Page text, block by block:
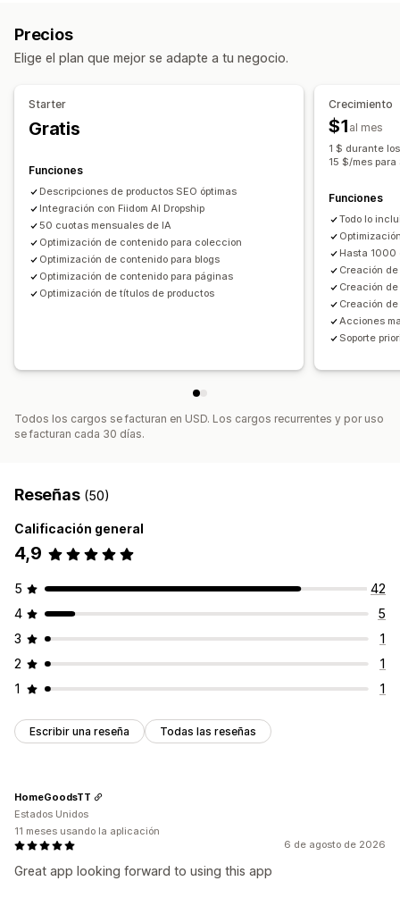
Productos integrados
Videos incrustados
Comentarios
Índice
SEO
Fragmentos enriquecidos
Análisis SEO Etiquetas de artículo
Enlaces permanentes
Enlaces internos
Optimización de la URL
Herramienta de puntuación
Mapa del sitio XML
Informes y estadísticas
Opciones de muestra
Publicaciones destacadas
Publicaciones guardadas
Filtros
Generación de IA
Optimización del contenido Optimización de metadatos
Informes y estadísticas
Análisis de contenido
Seguimiento
Seguimiento de conversión Tráfico del sitio web
Prueba A/B
Precios
Elige el plan que mejor se adapte a tu negocio.
Starter
Gratis
Funciones
Descripciones de productos SEO óptimas
Integración con Fiidom AI Dropship
50 cuotas mensuales de IA
Optimización de contenido para coleccion
Optimización de contenido para blogs
Optimización de contenido para páginas
Optimización de títulos de productos
Crecimiento
$1 al mes
1 $ durante
15 $/mes
Funciones
Todo lo
Hasta 1000
Creación
Creación
Creación
Acciones
Soporte
Todos los cargos se facturan en USD. Los cargos recurrentes y por uso
se facturan cada 30 días.
Reseñas (50)
Calificación general
4,9
5
42
4
5
3
1
2
1
1
1
Escribir una reseña Todas las reseñas
6 de agosto de 2026
Great app looking forward to using this app
HomeGoodsTT
Estados Unidos
11 meses usando la aplicación